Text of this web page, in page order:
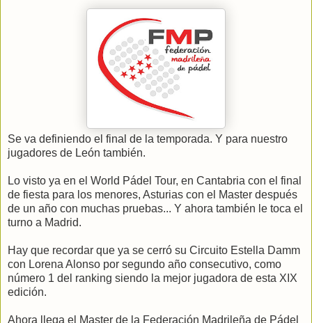
Se va definiendo el final de la temporada. Y para nuestro
jugadores de León también.
Lo visto ya en el World Pádel Tour, en Cantabria con el final
de fiesta para los menores, Asturias con el Master después
de un año con muchas pruebas... Y ahora también le toca el
turno a Madrid.
Hay que recordar que ya se cerró su Circuito Estella Damm
con Lorena Alonso por segundo año consecutivo, como
número 1 del ranking siendo la mejor jugadora de esta XIX
edición.
Ahora llega el Master de la Federación Madrileña de Pádel